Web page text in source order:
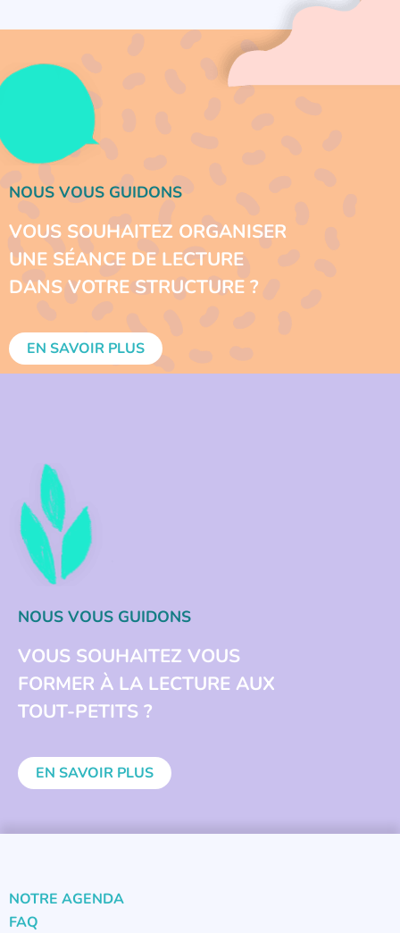
NOUS VOUS GUIDONS
VOUS SOUHAITEZ ORGANISER
UNE SÉANCE DE LECTURE
DANS VOTRE STRUCTURE ?
EN SAVOIR PLUS
NOUS VOUS GUIDONS
VOUS SOUHAITEZ VOUS
FORMER À LA LECTURE AUX
TOUT-PETITS ?
EN SAVOIR PLUS
NOTRE AGENDA
FAQ